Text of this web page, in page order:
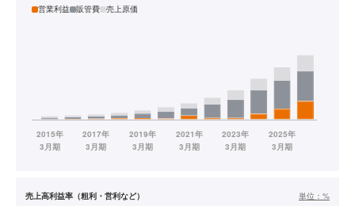
営業利益 販管費 売上原価
売上高利益率（粗利・営利など） 単位： %